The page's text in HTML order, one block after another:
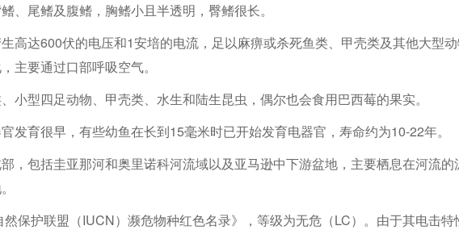
、尾鳍及腹鳍，胸鳍小且半透明，臀鳍很长。
高达600伏的电压和1安培的电流，足以麻痹或杀死鱼类、甲壳类及其他大型动
主要通过口部呼吸空气。
小型四足动物、甲壳类、水生和陆生昆虫，偶尔也会食用巴西莓的果实。
发育很早，有些幼鱼在长到15毫米时已开始发育电器官，寿命约为10-22年。
，包括圭亚那河和奥里诺科河流域以及亚马逊中下游盆地，主要栖息在河流的
保护联盟（IUCN）濒危物种红色名录》，等级为无危（LC）。由于其电击特